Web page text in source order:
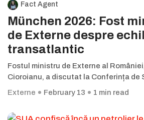
Fact Agent
München 2026: Fost
de Externe despre
transatlantic
Fostul ministru de Externe al
Cioroianu, a discutat la Conferința de
Externe
February 13 1 min read